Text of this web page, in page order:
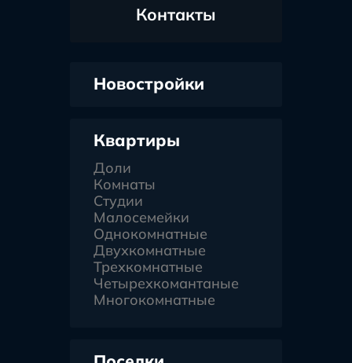
Контакты
Новостройки
Квартиры
Доли
Комнаты
Студии
Малосемейки
Однокомнатные
Двухкомнатные
Трехкомнатные
Четырехкомантаные
Многокомнатные